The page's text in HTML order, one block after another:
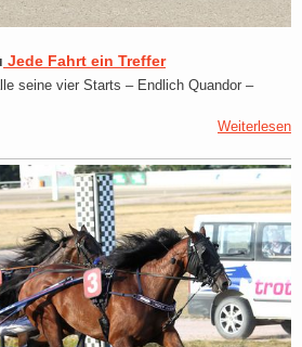
Jede Fahrt ein Treffer
seine vier Starts – Endlich Quandor –
Weiterlesen